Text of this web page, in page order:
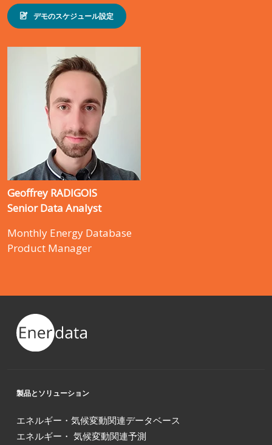
デモのスケジュール設定
Geoffrey RADIGOIS
Senior Data Analyst
Monthly Energy Database
Product Manager
製品とソリューション
エネルギー・気候変動関連データベース
エネルギー・ 気候変動関連予測